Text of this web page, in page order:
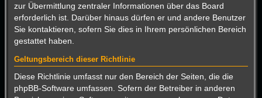
zur Übermittlung zentraler Informationen über das Board
erforderlich ist. Darüber hinaus dürfen er und andere Benutzer
Sie kontaktieren, sofern Sie dies in Ihrem persönlichen Bereich
gestattet haben.
Geltungsbereich dieser Richtlinie
Diese Richtlinie umfasst nur den Bereich der Seiten, die die
phpBB-Software umfassen. Sofern der Betreiber in anderen